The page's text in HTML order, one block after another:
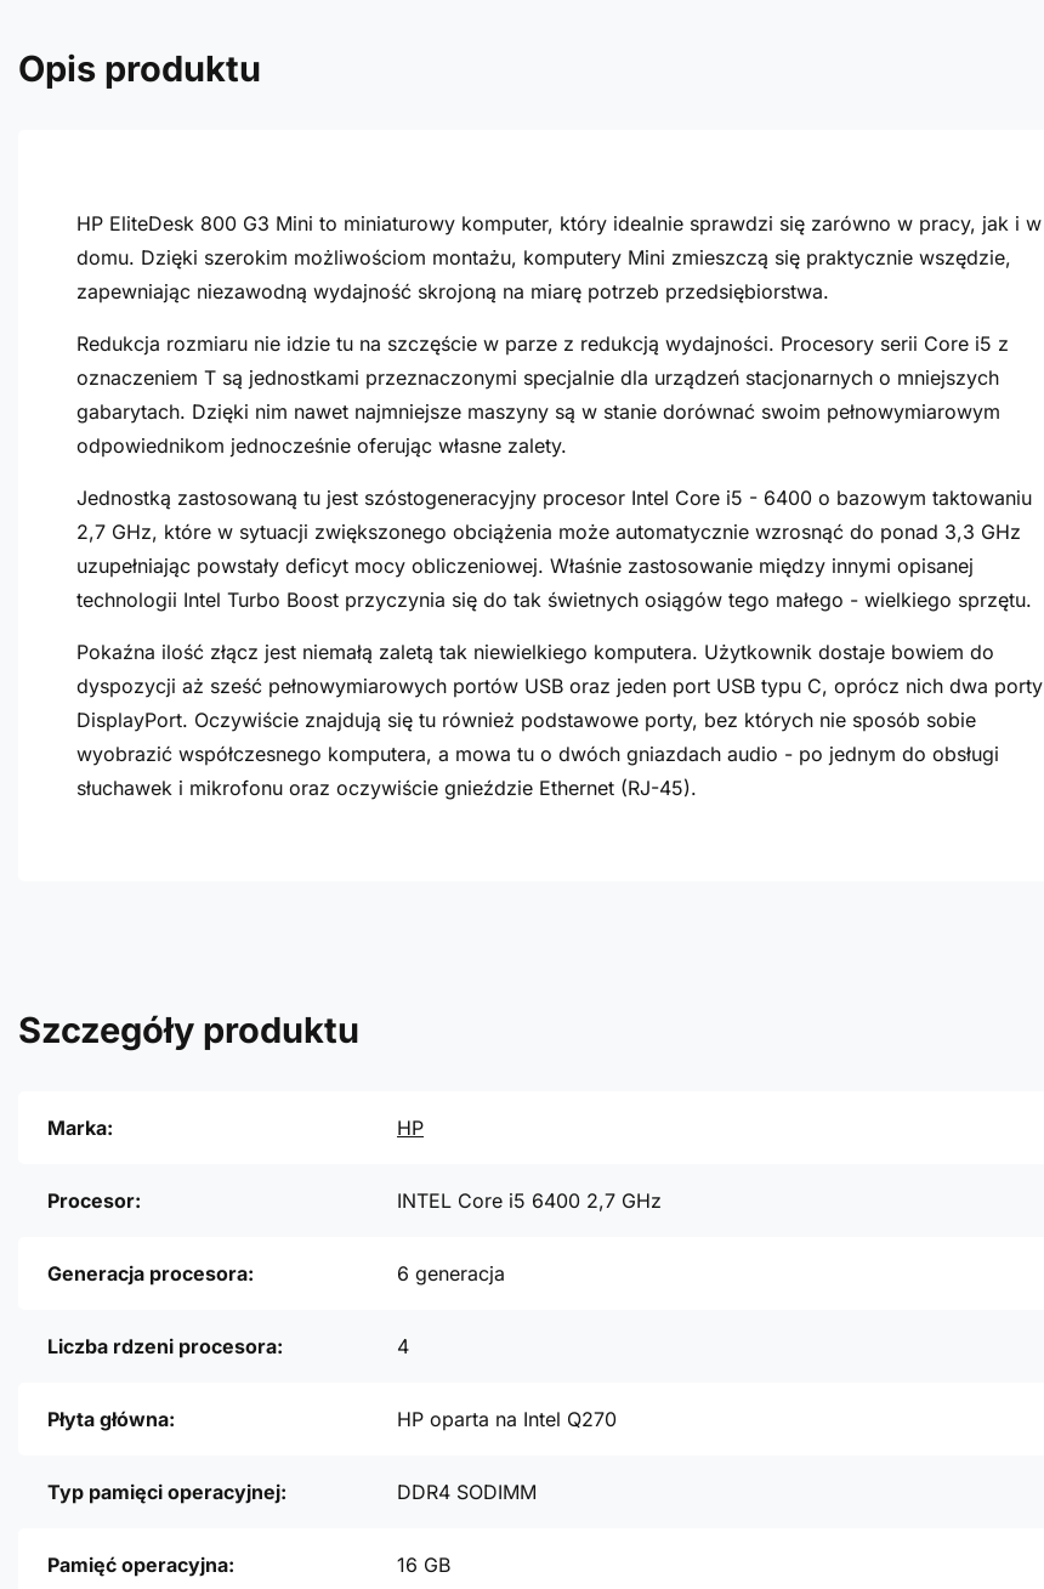
Opis produktu
HP EliteDesk 800 G3 Mini to miniaturowy komputer, który idealnie sprawdzi się zarówno w pracy, jak i w
domu. Dzięki szerokim możliwościom montażu, komputery Mini zmieszczą się praktycznie wszędzie,
zapewniając niezawodną wydajność skrojoną na miarę potrzeb przedsiębiorstwa.
Redukcja rozmiaru nie idzie tu na szczęście w parze z redukcją wydajności. Procesory serii Core i5 z
oznaczeniem T są jednostkami przeznaczonymi specjalnie dla urządzeń stacjonarnych o mniejszych
gabarytach. Dzięki nim nawet najmniejsze maszyny są w stanie dorównać swoim pełnowymiarowym
odpowiednikom jednocześnie oferując własne zalety.
Jednostką zastosowaną tu jest szóstogeneracyjny procesor Intel Core i5 - 6400 o bazowym taktowaniu
2,7 GHz, które w sytuacji zwiększonego obciążenia może automatycznie wzrosnąć do ponad 3,3 GHz
uzupełniając powstały deficyt mocy obliczeniowej. Właśnie zastosowanie między innymi opisanej
technologii Intel Turbo Boost przyczynia się do tak świetnych osiągów tego małego - wielkiego sprzętu.
Pokaźna ilość złącz jest niemałą zaletą tak niewielkiego komputera. Użytkownik dostaje bowiem do
dyspozycji aż sześć pełnowymiarowych portów USB oraz jeden port USB typu C, oprócz nich dwa porty
DisplayPort. Oczywiście znajdują się tu również podstawowe porty, bez których nie sposób sobie
wyobrazić współczesnego komputera, a mowa tu o dwóch gniazdach audio - po jednym do obsługi
słuchawek i mikrofonu oraz oczywiście gnieździe Ethernet (RJ-45).
Szczegóły produktu
Marka: HP
Procesor: INTEL Core i5 6400 2,7 GHz
Generacja procesora: 6 generacja
Liczba rdzeni procesora: 4
Płyta główna: HP oparta na Intel Q270
Typ pamięci operacyjnej: DDR4 SODIMM
Pamięć operacyjna: 16 GB